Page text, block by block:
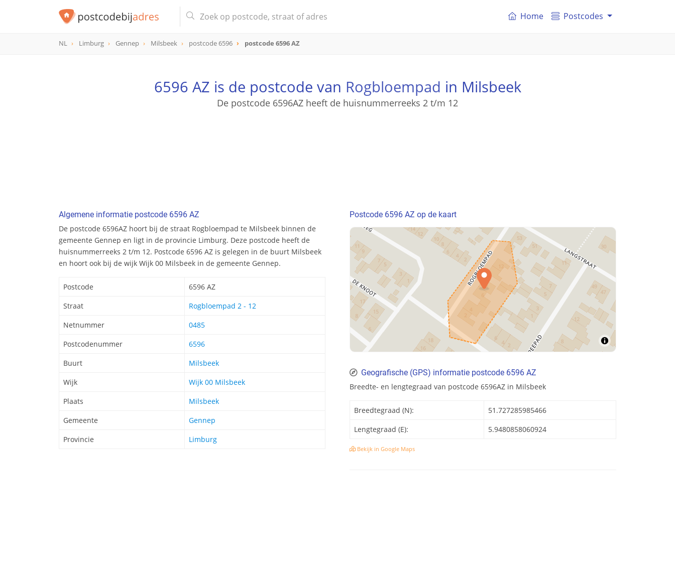
postcode 6596 AZ
Home Postcodes
NL Limburg Gennep Milsbeek postcode 6596 postcode 6596 AZ
6596 AZ is de postcode van Rogbloempad in Milsbeek
De postcode 6596AZ heeft de huisnummerreeks 2 t/m 12
Algemene informatie postcode 6596 AZ
De postcode 6596AZ hoort bij de straat Rogbloempad te Milsbeek binnen de
gemeente Gennep en ligt in de provincie Limburg. Deze postcode heeft de
huisnummerreeks 2 t/m 12. Postcode 6596 AZ is gelegen in de buurt Milsbeek
en hoort ook bij de wijk Wijk 00 Milsbeek in de gemeente Gennep.
Postcode
6596 AZ
Straat
Rogbloempad 2 - 12
Netnummer
0485
Postcodenummer
6596
Buurt
Milsbeek
Wijk
Wijk 00 Milsbeek
Plaats
Milsbeek
Gemeente
Gennep
Provincie
Limburg
Postcode 6596 AZ op de kaart
Geografische (GPS) informatie postcode 6596 AZ
Breedte- en lengtegraad van postcode 6596AZ in Milsbeek
Breedtegraad (N):
51.727285985466
Lengtegraad (E):
5.9480858060924
Bekijk in Google Maps